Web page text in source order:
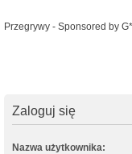
Przegrywy - Sponsored by
Zaloguj się
Nazwa użytkownika: